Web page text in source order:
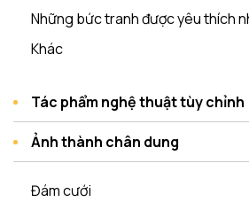
Những bức tranh được yêu thích
Khác
Tác phẩm nghệ thuật tùy chỉnh
Ảnh thành chân dung
Đám cưới